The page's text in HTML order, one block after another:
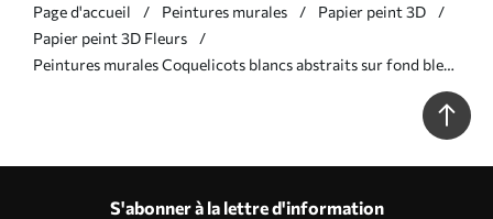
Page d'accueil Peintures murales
Papier peint 3D
Papier peint 3D Fleurs
Peintures murales Coquelicots blancs abstraits sur fond bleu,
S'abonner à la lettre d'information